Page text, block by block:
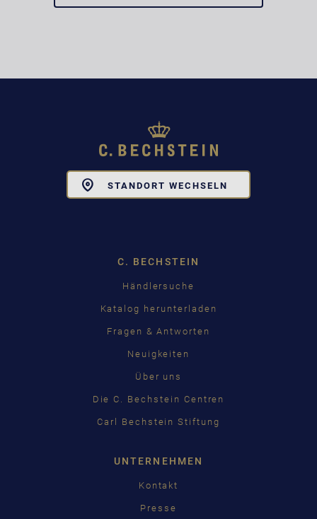
STANDORT WECHSELN
C. BECHSTEIN
Händlersuche
Katalog herunterladen
Fragen & Antworten
Neuigkeiten
Über uns
Die C. Bechstein Centren
Carl Bechstein Stiftung
UNTERNEHMEN
Kontakt
Presse